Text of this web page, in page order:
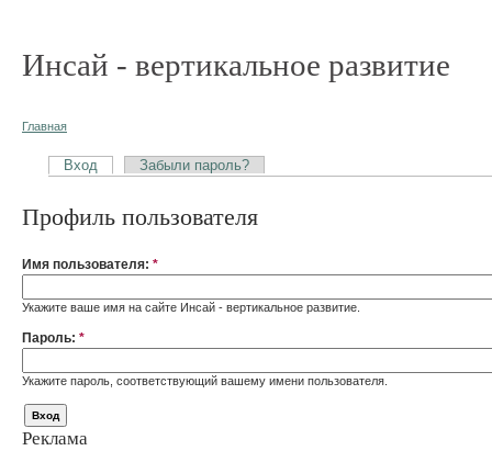
Инсай - вертикальное развитие
Главная
Вход Забыли пароль?
Профиль пользователя
Имя пользователя: *
Укажите ваше имя на сайте Инсай - вертикальное развитие.
Пароль: *
Укажите пароль, соответствующий вашему имени пользователя.
Реклама